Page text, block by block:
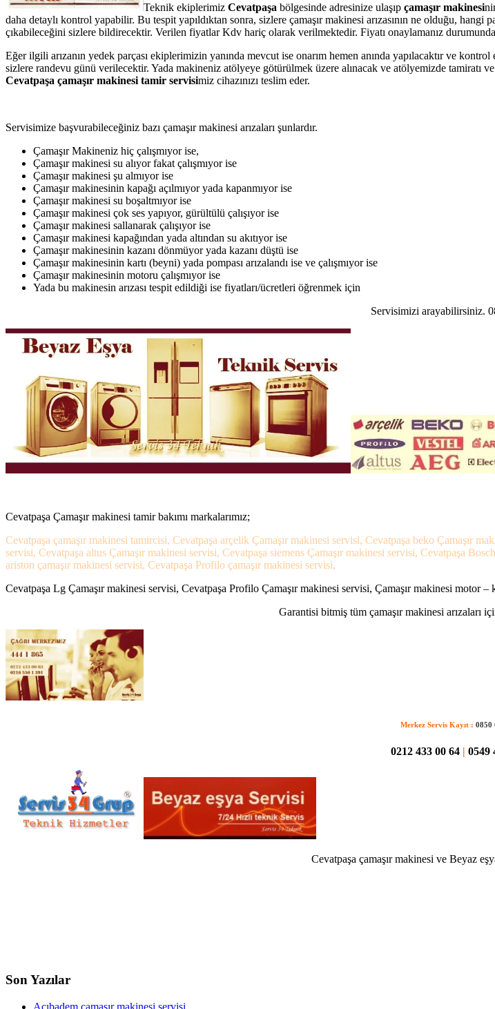
Teknik ekiplerimiz Cevatpaşa bölgesinde adresinize ulaşıp çamaşır makinesi
daha detaylı kontrol yapabilir. Bu tespit yapıldıktan sonra, sizlere çamaşır makinesi arızasının ne olduğu,
çıkabileceğini sizlere bildirecektir. Verilen fiyatlar Kdv hariç olarak verilmektedir. Fiyatı onaylamanız
Eğer ilgili arızanın yedek parçası ekiplerimizin yanında mevcut ise onarım hemen anında yapılacaktır ve
sizlere randevu günü verilecektir. Yada makineniz atölyeye götürülmek üzere alınacak ve atölyemizde tamiratı
Cevatpaşa çamaşır makinesi tamir servisimiz cihazınızı teslim eder.
Servisimize başvurabileceğiniz bazı çamaşır makinesi arızaları şunlardır.
Çamaşır Makineniz hiç çalışmıyor ise,
Çamaşır makinesi su alıyor fakat çalışmıyor ise
Çamaşır makinesi şu almıyor ise
Çamaşır makinesinin kapağı açılmıyor yada kapanmıyor ise
Çamaşır makinesi su boşaltmıyor ise
Çamaşır makinesi çok ses yapıyor, gürültülü çalışıyor ise
Çamaşır makinesi sallanarak çalışıyor ise
Çamaşır makinesi kapağından yada altından su akıtıyor ise
Çamaşır makinesinin kazanı dönmüyor yada kazanı düştü ise
Çamaşır makinesinin kartı (beyni) yada pompası arızalandı ise ve çalışmıyor ise
Çamaşır makinesinin motoru çalışmıyor ise
Yada bu makinesin arızası tespit edildiği ise fiyatları/ücretleri öğrenmek için
Servisimizi arayabilirsiniz.
Cevatpaşa Çamaşır makinesi tamir bakımı markalarımız;
Cevatpaşa çamaşır makinesi tamircisi, Cevatpaşa arçelik Çamaşır makinesi servisi, Cevatpaşa beko Çamaşır
servisi, Cevatpaşa altus Çamaşır makinesi servisi, Cevatpaşa siemens Çamaşır makinesi servisi, Cevatpaşa
ariston çamaşır makinesi servisi, Cevatpaşa Profilo çamaşır makinesi servisi,
Cevatpaşa Lg Çamaşır makinesi servisi, Cevatpaşa Profilo Çamaşır makinesi servisi, Çamaşır makinesi motor –
Garantisi bitmiş tüm çamaşır makinesi arızaları
Merkez Servis Kayıt : 0850
0212 433 00 64 0549
Cevatpaşa çamaşır makinesi ve Beyaz
Son Yazılar
Acıbadem çamaşır makinesi servisi